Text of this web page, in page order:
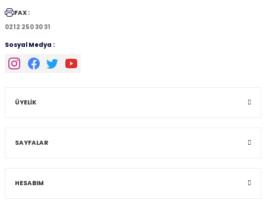
FAX :
0212 250 30 31
Sosyal Medya :
ÜYELİK
SAYFALAR
HESABIM